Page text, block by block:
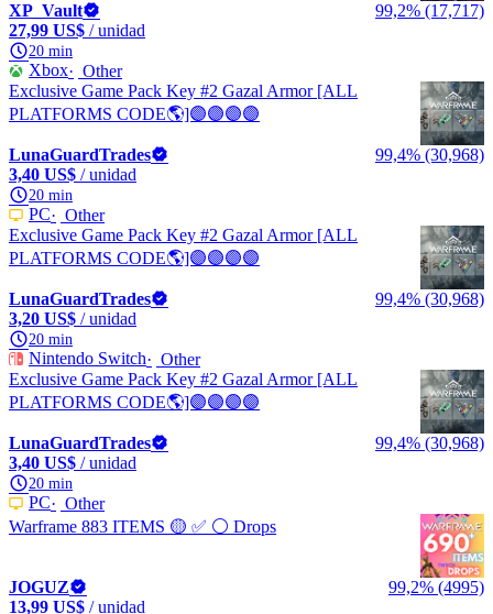
XP_Vault
99,2% (17,717)
27,99 US$ / unidad
20 min
Xbox
Other
Exclusive Game Pack Key #2 Gazal Armor [ALL
PLATFORMS CODE🌎]🟣🟣🟣🟣
LunaGuardTrades
99,4% (30,968)
3,40 US$ / unidad
20 min
PC
Other
Exclusive Game Pack Key #2 Gazal Armor [ALL
PLATFORMS CODE🌎]🟣🟣🟣🟣
LunaGuardTrades
99,4% (30,968)
3,20 US$ / unidad
20 min
Nintendo Switch
Other
Exclusive Game Pack Key #2 Gazal Armor [ALL
PLATFORMS CODE🌎]🟣🟣🟣🟣
LunaGuardTrades
99,4% (30,968)
3,40 US$ / unidad
20 min
PC
Other
Warframe 883 ITEMS 🟡 ✅ ⚪ Drops
JOGUZ
99,2% (4995)
13,99 US$ / unidad